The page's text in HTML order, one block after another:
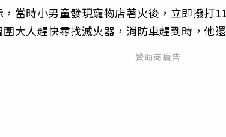
當時小男童發現寵物店著火後，立即撥打
大人趕快尋找滅火器，消防車趕到時，他